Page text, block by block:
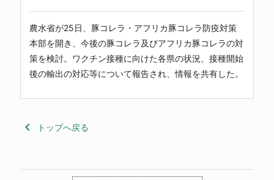
農水省が25日、豚コレラ・アフリカ豚コレラ防疫対策
本部を開き、今後の豚コレラ及びアフリカ豚コレラの対
策を検討。ワクチン接種に向けた各県の状況、接種開始
後の輸出の対応等について報告され、情報を共有した。
keyboard_arrow_left トップへ戻る